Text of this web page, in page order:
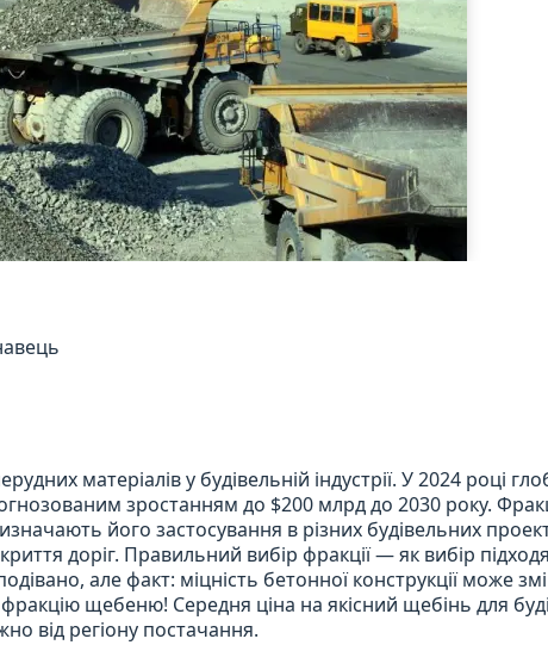
матеріалів у будівельній індустрії. У 2024 році
зростанням до $200 млрд до 2030 року.
його застосування в різних будівельних
доріг. Правильний вибір фракції — як вибір
але факт: міцність бетонної конструкції може
щебеню! Середня ціна на якісний щебінь для
від регіону постачання.